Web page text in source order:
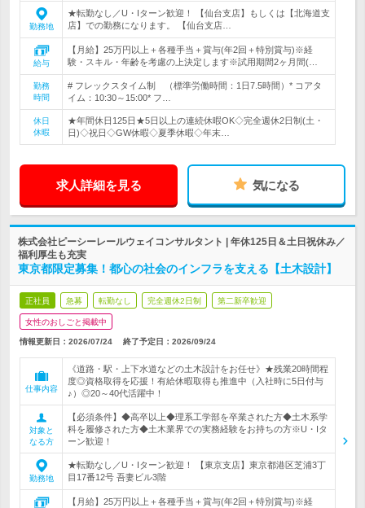
勤務地
★転勤なし／U・Iターン歓迎！ 【仙台支店】もしくは【北海道支
店】での勤務になります。 【仙台支店…
給与
【月給】25万円以上＋各種手当＋賞与(年2回＋特別賞与)※経
験・スキル・年齢を考慮の上決定します※試用期間2ヶ月間(…
勤務
時間
# フレックスタイム制 （標準労働時間：1日7.5時間）* コアタ
イム：10:30～15:00* フ…
休日
休暇
★年間休日125日★5日以上の連続休暇OK◇完全週休2日制(土・
日)◇祝日◇GW休暇◇夏季休暇◇年末…
求人詳細を見る 気になる
株式会社ピーシーレールウェイコンサルタント | 年休125日＆土日祝休み／
福利厚生も充実
東京都限定募集！都心の社会のインフラを支える【土木設計】
正社員 急募 転勤なし 完全週休2日制 第二新卒歓迎
女性のおしごと掲載中
情報更新日：2026/07/24 終了予定日： 2026/09/24
仕事内容
《道路・駅・上下水道などの土木設計をお任せ》★残業20時間程
度◎資格取得を応援！有給休暇取得も推進中（入社時に5日付与
♪）◎20～40代活躍中！
対象と
なる方
【必須条件】◆高卒以上◆理系工学部を卒業された方◆土木系学
科を履修された方◆土木業界での実務経験をお持ちの方※U・Iタ
ーン歓迎！
勤務地
★転勤なし／U・Iターン歓迎！ 【東京支店】東京都港区芝浦3丁
目17番12号 吾妻ビル3階
【月給】25万円以上＋各種手当＋賞与(年2回＋特別賞与)※経